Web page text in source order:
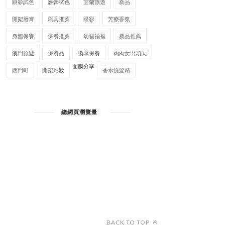
眼影試色 唇膏試色 宜蘭旅遊 新品
開架唇膏 刷具推薦 眼影 芳療香氛
身體保養 保養推薦 幼貓福福 新品推薦
澳門旅遊 保養品 換季保養 肉肉女出頭天
西門町 開架彩妝
面膜分享
香水洗髮精
總網頁瀏覽量
BACK TO TOP